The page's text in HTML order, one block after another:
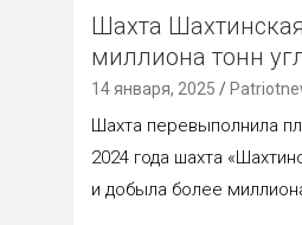
Шахта
миллиона тонн
14 января, 2025
Шахта перевыполнила
2024 года шахта
и добыла более